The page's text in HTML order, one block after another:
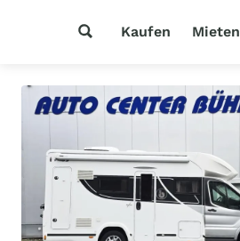
Kaufen Mieten